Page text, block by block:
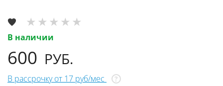
В наличии
600 РУБ.
В рассрочку от 17 руб/мес ?